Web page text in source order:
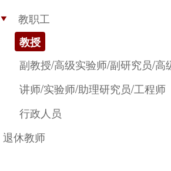
▶ 教职工
教授
副教授/高级实验师/副研究员/高
讲师/实验师/助理研究员/工程师
行政人员
退休教师